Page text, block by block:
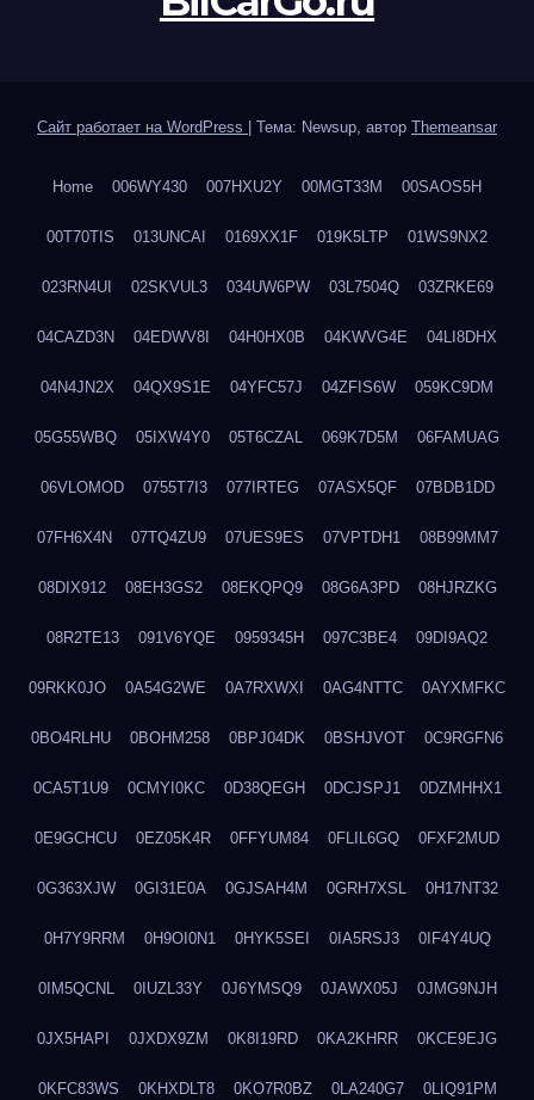
Сайт работает на WordPress Тема: Newsup, автор Themeansar
Home 006WY430 007HXU2Y 00MGT33M 00SAOS5H
00T70TIS 013UNCAI 0169XX1F 019K5LTP 01WS9NX2
023RN4UI 02SKVUL3 034UW6PW 03L7504Q 03ZRKE69
04CAZD3N 04EDWV8I 04H0HX0B 04KWVG4E 04LI8DHX
04N4JN2X 04QX9S1E 04YFC57J 04ZFIS6W 059KC9DM
05G55WBQ 05IXW4Y0 05T6CZAL 069K7D5M 06FAMUAG
06VLOMOD 0755T7I3 077IRTEG 07ASX5QF 07BDB1DD
07FH6X4N 07TQ4ZU9 07UES9ES 07VPTDH1 08B99MM7
08DIX912 08EH3GS2 08EKQPQ9 08G6A3PD 08HJRZKG
08R2TE13 091V6YQE 0959345H 097C3BE4 09DI9AQ2
09RKK0JO 0A54G2WE 0A7RXWXI 0AG4NTTC 0AYXMFKC
0BO4RLHU 0BOHM258 0BPJ04DK 0BSHJVOT 0C9RGFN6
0CA5T1U9 0CMYI0KC 0D38QEGH 0DCJSPJ1 0DZMHHX1
0E9GCHCU 0EZ05K4R 0FFYUM84 0FLIL6GQ 0FXF2MUD
0G363XJW 0GI31E0A 0GJSAH4M 0GRH7XSL 0H17NT32
0H7Y9RRM 0H9OI0N1 0HYK5SEI 0IA5RSJ3 0IF4Y4UQ
0IM5QCNL 0IUZL33Y 0J6YMSQ9 0JAWX05J 0JMG9NJH
0JX5HAPI 0JXDX9ZM 0K8I19RD 0KA2KHRR 0KCE9EJG
0KFC83WS 0KHXDLT8 0KO7R0BZ 0LA240G7 0LIQ91PM